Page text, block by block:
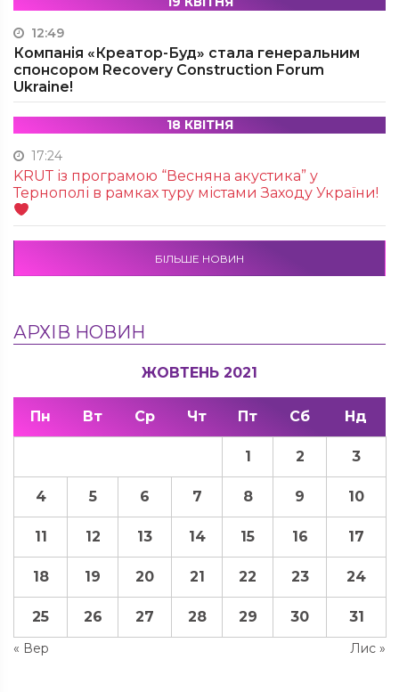
12:49
Компанія «Креатор-Буд» стала генеральним
спонсором Recovery Construction Forum
Ukraine!
18 КВІТНЯ
17:24
KRUТ із програмою “Весняна акустика” у
Тернополі в рамках туру містами Заходу України!
БІЛЬШЕ НОВИН
АРХІВ НОВИН
ЖОВТЕНЬ 2021
Пн Вт Ср Чт Пт Сб Нд
« Вер Лис »
1 2 3
4 5 6 7 8 9 10
11 12 13 14 15 16 17
18 19 20 21 22 23 24
25 26 27 28 29 30 31